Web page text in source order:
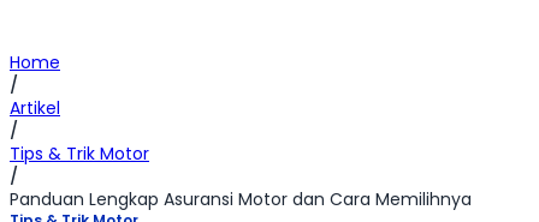
Home
/
Artikel
/
Tips & Trik Motor
/
Panduan Lengkap Asuransi Motor dan Cara Memilihnya